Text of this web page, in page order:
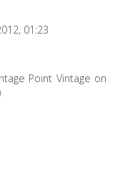
01:23
Point Vintage on